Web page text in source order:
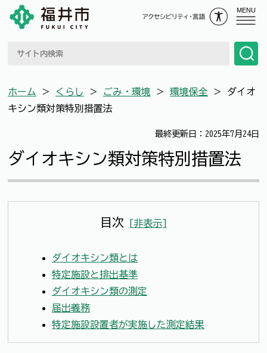
MENU
ホーム ＞ くらし ＞ ごみ・環境 ＞ 環境保全 ＞ ダイオ
キシン類対策特別措置法
最終更新日：2025年7月24日
ダイオキシン類対策特別措置法
目次 [非表示]
ダイオキシン類とは
特定施設と排出基準
ダイオキシン類の測定
届出義務
特定施設設置者が実施した測定結果